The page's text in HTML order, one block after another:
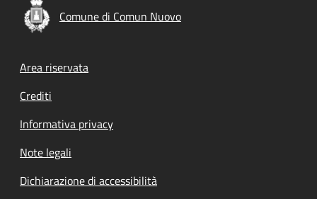
Comune di Comun Nuovo
Footer menu
Area riservata
Crediti
Informativa privacy
Note legali
Dichiarazione di accessibilità